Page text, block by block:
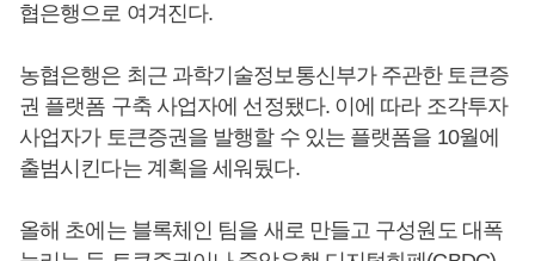
협은행으로 여겨진다.
농협은행은 최근 과학기술정보통신부가 주관한 토큰증
권 플랫폼 구축 사업자에 선정됐다. 이에 따라 조각투자
사업자가 토큰증권을 발행할 수 있는 플랫폼을 10월에
출범시킨다는 계획을 세워뒀다.
올해 초에는 블록체인 팀을 새로 만들고 구성원도 대폭